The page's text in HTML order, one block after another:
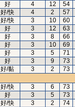
好 4 12
54
好/快 4 2
57
好/快 3 10
60
好 3 12
63
好 3 8
66
好 3 10
69
好 3 5
71
好 3 9
73
好/黏 3 2
73
好/快 3 6
73
好 3 5
73
好/快 3 2
74